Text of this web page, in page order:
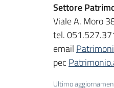
Settore
Viale A. Moro
tel.
email
pec
Ultimo